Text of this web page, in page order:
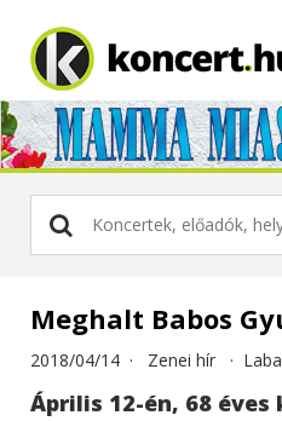
Meghalt Babos
2018/04/14 · Zenei hír ·
Április 12-én, 68 éves